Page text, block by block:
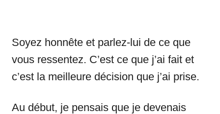
Soyez honnête et parlez-lui de ce que
vous ressentez. C’est ce que j’ai fait et
c’est la meilleure décision que j’ai prise.
Au début, je pensais que je devenais